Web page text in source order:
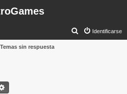
Identificarse
Temas sin respuesta